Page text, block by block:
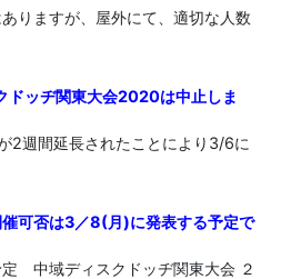
りますが、屋外にて、適切な人数
ッヂ関東大会2020は中止しま
2週間延長されたことにより3/6に
可否は3／8(月)に発表する予定で
域ディスクドッヂ関東大会 ２